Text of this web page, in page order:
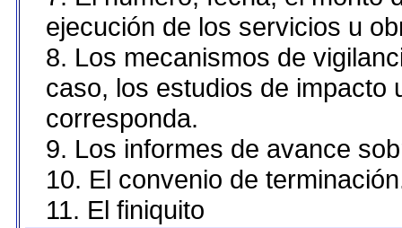
ejecución de los servicios u
8. Los mecanismos de
caso, los estudios de impacto
corresponda.
9. Los informes de avance
10. El convenio de
11. El finiquito